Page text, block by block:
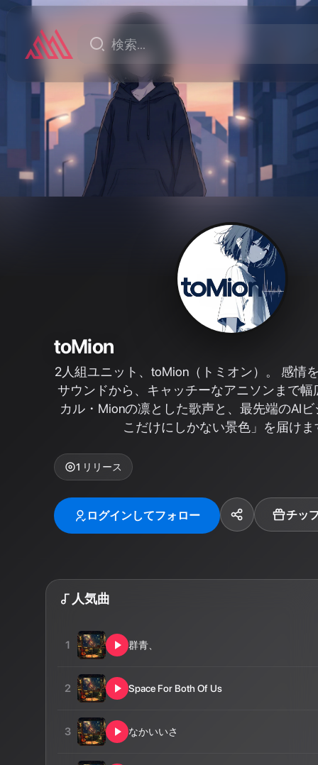
toMion
2人組ユニット、toMion（トミオン）。 感情
サウンドから、キャッチーなアニソンまで幅
カル・Mionの凛とした歌声と、最先端のAI
こだけにしかない景色」を届けま
1 リリース
ログインしてフォロー チッ
人気曲
1 群青、
2 Space For Both Of Us
3 なかいいさ